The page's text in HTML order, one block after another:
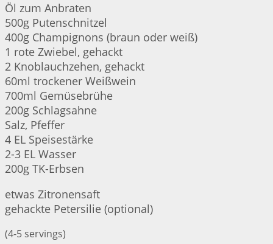
Öl zum Anbraten
500g Putenschnitzel
400g Champignons (braun oder weiß)
1 rote Zwiebel, gehackt
2 Knoblauchzehen, gehackt
60ml trockener Weißwein
700ml Gemüsebrühe
200g Schlagsahne
Salz, Pfeffer
4 EL Speisestärke
2-3 EL Wasser
200g TK-Erbsen
etwas Zitronensaft
gehackte Petersilie (optional)
(4-5 servings)